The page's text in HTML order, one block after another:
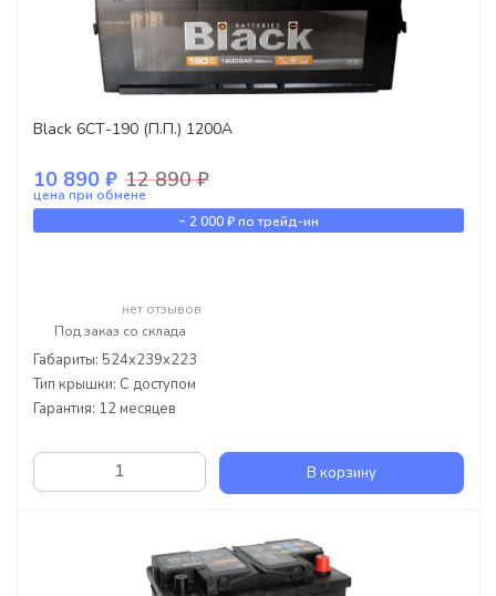
Black 6СТ-190 (П.П.) 1200А
10 890 ₽ 12 890 ₽
цена при обмене
- 2 000 ₽по трейд-ин
нет отзывов
Под заказ со склада
Габариты: 524x239x223
Тип крышки: С доступом
Гарантия: 12 месяцев
В корзину